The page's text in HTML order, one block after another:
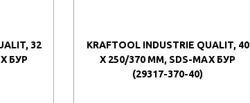
32
БУР
KRAFTOOL INDUSTRIE QUALIT, 40
X 250/370 ММ, SDS-MAX БУР
(29317-370-40)